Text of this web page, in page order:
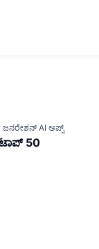
ಜನರೇಶನ್ AI ಅಪ್ಸ್
50